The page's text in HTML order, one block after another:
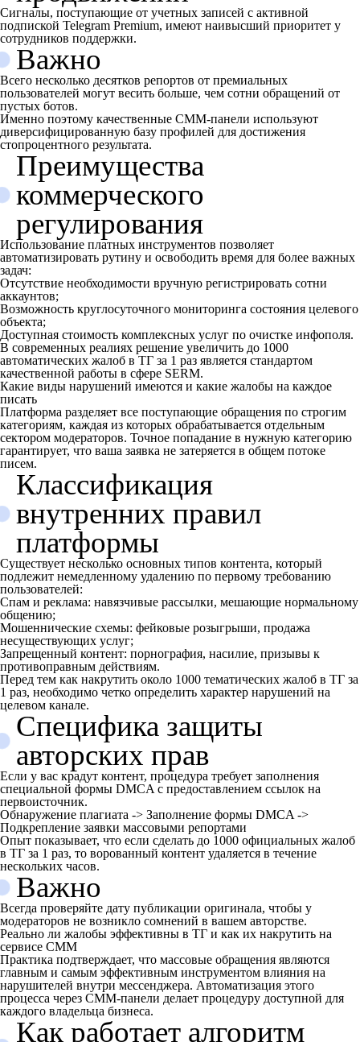
Сигналы, поступающие от учетных записей с активной
подпиской Telegram Premium, имеют наивысший приоритет у
сотрудников поддержки.
Важно
Всего несколько десятков репортов от премиальных
пользователей могут весить больше, чем сотни обращений от
пустых ботов.
Именно поэтому качественные СММ-панели используют
диверсифицированную базу профилей для достижения
стопроцентного результата.
Преимущества
коммерческого
регулирования
Использование платных инструментов позволяет
автоматизировать рутину и освободить время для более важных
задач:
Отсутствие необходимости вручную регистрировать сотни
аккаунтов;
Возможность круглосуточного мониторинга состояния целевого
объекта;
Доступная стоимость комплексных услуг по очистке инфополя.
В современных реалиях решение увеличить до 1000
автоматических жалоб в ТГ за 1 раз является стандартом
качественной работы в сфере SERM.
Какие виды нарушений имеются и какие жалобы на каждое
писать
Платформа разделяет все поступающие обращения по строгим
категориям, каждая из которых обрабатывается отдельным
сектором модераторов. Точное попадание в нужную категорию
гарантирует, что ваша заявка не затеряется в общем потоке
писем.
Классификация
внутренних правил
платформы
Существует несколько основных типов контента, который
подлежит немедленному удалению по первому требованию
пользователей:
Спам и реклама: навязчивые рассылки, мешающие нормальному
общению;
Мошеннические схемы: фейковые розыгрыши, продажа
несуществующих услуг;
Запрещенный контент: порнография, насилие, призывы к
противоправным действиям.
Перед тем как накрутить около 1000 тематических жалоб в ТГ за
1 раз, необходимо четко определить характер нарушений на
целевом канале.
Специфика защиты
авторских прав
Если у вас крадут контент, процедура требует заполнения
специальной формы DMCA с предоставлением ссылок на
первоисточник.
Обнаружение плагиата -> Заполнение формы DMCA ->
Подкрепление заявки массовыми репортами
Опыт показывает, что если сделать до 1000 официальных жалоб
в ТГ за 1 раз, то ворованный контент удаляется в течение
нескольких часов.
Важно
Всегда проверяйте дату публикации оригинала, чтобы у
модераторов не возникло сомнений в вашем авторстве.
Реально ли жалобы эффективны в ТГ и как их накрутить на
сервисе СММ
Практика подтверждает, что массовые обращения являются
главным и самым эффективным инструментом влияния на
нарушителей внутри мессенджера. Автоматизация этого
процесса через СММ-панели делает процедуру доступной для
каждого владельца бизнеса.
Как работает алгоритм